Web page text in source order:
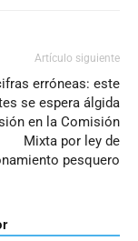
Artículo siguiente
erróneas: este
se espera álgida
en la Comisión
Mixta por ley de
pesquero